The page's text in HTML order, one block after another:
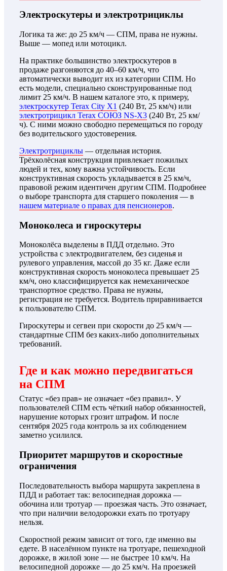
Электроскутеры и электротрициклы
Логика та же: до 25 км/ч — СПМ, права не нужны.
Выше — мопед или мотоцикл.
На практике большинство электроскутеров в
продаже разгоняются до 40–60 км/ч, что
автоматически выводит их из категории СПМ. Но
есть модели, специально сконструированные под
лимит 25 км/ч. В нашем каталоге это, к примеру,
электроскутер Terax City X1 (240 Вт, 25 км/ч) или
электротрицикл Terax СОЮЗ NS-X3 (240 Вт, 25 км/
ч). С ними можно свободно перемещаться по городу
без водительского удостоверения.
Электротрициклы — отдельная история.
Трёхколёсная конструкция привлекает пожилых
людей и тех, кому важна устойчивость. Если
конструктивная скорость укладывается в 25 км/ч,
правовой режим идентичен другим СПМ. Подробнее
о выборе транспорта для старшего поколения — в
нашем материале о правах для пенсионеров.
Моноколеса и гироскутеры
Моноколёса выделены в ПДД отдельно. Это
устройства с электродвигателем, без сиденья и
рулевого управления, массой до 35 кг. Даже если
конструктивная скорость моноколеса превышает 25
км/ч, оно классифицируется как немеханическое
транспортное средство. Права не нужны,
регистрация не требуется. Водитель приравнивается
к пользователю СПМ.
Гироскутеры и сегвеи при скорости до 25 км/ч —
стандартные СПМ без каких-либо дополнительных
требований.
Где и как можно передвигаться
на СПМ
Статус «без прав» не означает «без правил». У
пользователей СПМ есть чёткий набор обязанностей,
нарушение которых грозит штрафом. И после
сентября 2025 года контроль за их соблюдением
заметно усилился.
Приоритет маршрутов и скоростные
ограничения
Последовательность выбора маршрута закреплена в
ПДД и работает так: велосипедная дорожка —
обочина или тротуар — проезжая часть. Это означает,
что при наличии велодорожки ехать по тротуару
нельзя.
Скоростной режим зависит от того, где именно вы
едете. В населённом пункте на тротуаре, пешеходной
дорожке, в жилой зоне — не быстрее 10 км/ч. На
велосипедной дорожке — до 25 км/ч. На проезжей